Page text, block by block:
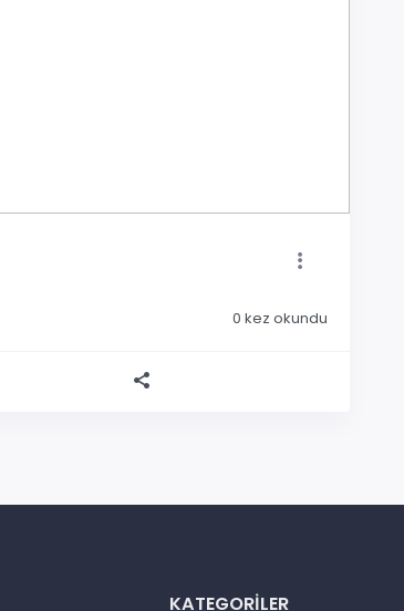
0 kez okundu
KATEGORILER